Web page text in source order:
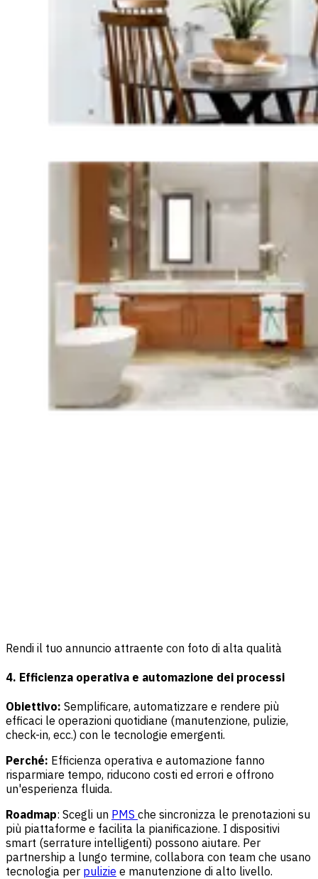
Rendi il tuo annuncio attraente con foto di alta qualità
4. Efficienza operativa e automazione dei processi
Obiettivo: Semplificare, automatizzare e rendere più
efficaci le operazioni quotidiane (manutenzione, pulizie,
check-in, ecc.) con le tecnologie emergenti.
Perché: Efficienza operativa e automazione fanno
risparmiare tempo, riducono costi ed errori e offrono
un'esperienza fluida.
Roadmap: Scegli un PMS che sincronizza le prenotazioni su
più piattaforme e facilita la pianificazione. I dispositivi
smart (serrature intelligenti) possono aiutare. Per
partnership a lungo termine, collabora con team che usano
tecnologia per pulizie e manutenzione di alto livello.